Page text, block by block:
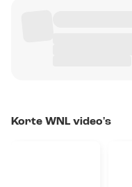
Korte WNL video's